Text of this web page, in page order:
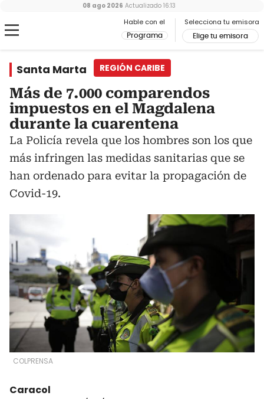
Hable con el
Programa
Selecciona tu emisora
Elige tu emisora
08 ago 2026 Actualizado 16:13
Santa Marta REGIÓN CARIBE
Más de 7.000 comparendos
impuestos en el Magdalena
durante la cuarentena
La Policía revela que los hombres son los que
más infringen las medidas sanitarias que se
han ordenado para evitar la propagación de
Covid-19.
COLPRENSA
Caracol